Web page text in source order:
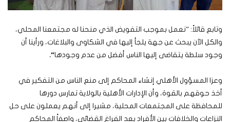
وتابع قائلاً: “نعمل بموجب التفويض الذي منحنا له مجتمعنا المحلي،
والكل الآن يبحث عن جهة يلجأ إليها في الشكاوى والبلاغات، ورأينا أن
وجود سلطة يتقاضى إليها الناس أفضل من عدم وجودها“.
وعزا المسؤول الأهلي إنشاء المحاكم إلى منع الناس من التفكير في
أخذ حوقهم بالقوة، وأن الإدارات الأهلية بالولاية تمارس دورها
للمحافظة على المجتمعات المحلية، مشيرا إلى أنهم يعملون على حل
النزاعات والخلافات بين الأفراد بعد الفراغ القضائي، واصفاً المحاكم